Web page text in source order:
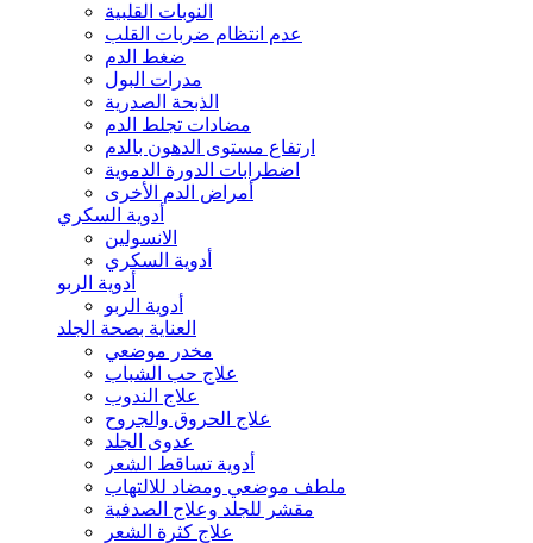
النوبات القلبية
عدم انتظام ضربات القلب
ضغط الدم
مدرات البول
الذبحة الصدرية
مضادات تجلط الدم
ارتفاع مستوى الدهون بالدم
اضطرابات الدورة الدموية
أمراض الدم الأخرى
أدوية السكري
الانسولين
أدوية السكري
أدوية الربو
أدوية الربو
العناية بصحة الجلد
مخدر موضعي
علاج حب الشباب
علاج الندوب
علاج الحروق والجروح
عدوى الجلد
أدوية تساقط الشعر
ملطف موضعي ومضاد للالتهاب
مقشر للجلد وعلاج الصدفية
علاج كثرة الشعر